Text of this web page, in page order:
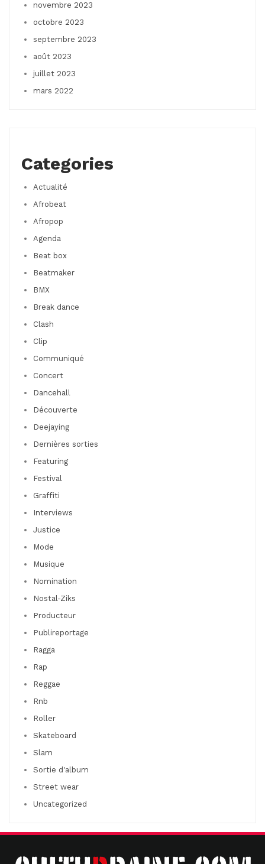
novembre 2023
octobre 2023
septembre 2023
août 2023
juillet 2023
mars 2022
Categories
Actualité
Afrobeat
Afropop
Agenda
Beat box
Beatmaker
BMX
Break dance
Clash
Clip
Communiqué
Concert
Dancehall
Découverte
Deejaying
Dernières sorties
Featuring
Festival
Graffiti
Interviews
Justice
Mode
Musique
Nomination
Nostal-Ziks
Producteur
Publireportage
Ragga
Rap
Reggae
Rnb
Roller
Skateboard
Slam
Sortie d'album
Street wear
Uncategorized